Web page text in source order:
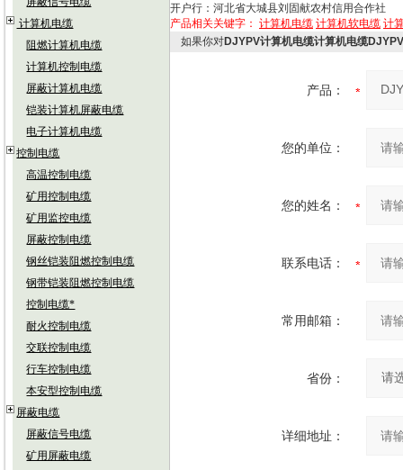
计算机电缆
阻燃计算机电缆
计算机控制电缆
屏蔽计算机电缆
铠装计算机屏蔽电缆
电子计算机电缆
控制电缆
高温控制电缆
矿用控制电缆
矿用监控电缆
屏蔽控制电缆
钢丝铠装阻燃控制电缆
钢带铠装阻燃控制电缆
控制电缆*
耐火控制电缆
交联控制电缆
行车控制电缆
本安型控制电缆
屏蔽电缆
屏蔽信号电缆
矿用屏蔽电缆
开户行：河北省大城县刘固献农村信用合作社
产品相关关键字： 计算机电缆 计算机软电缆 计
如果你对DJYPV计算机电缆计算机电缆DJYPV
产品：
您的单位：
您的姓名：
联系电话：
常用邮箱：
省份：
详细地址：